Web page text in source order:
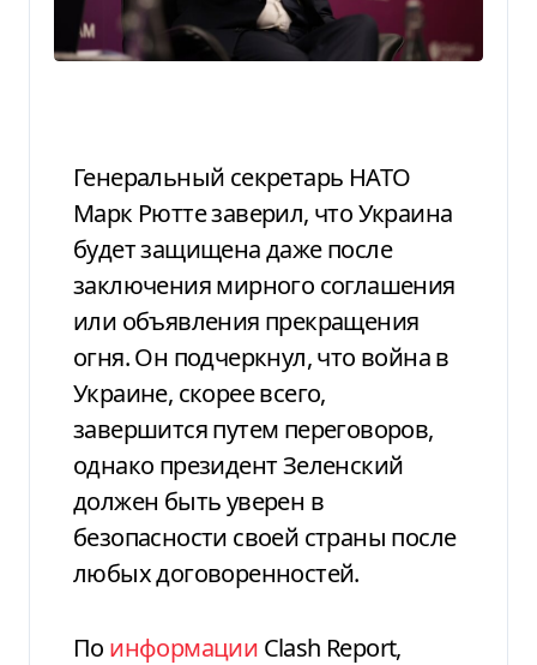
Генеральный секретарь НАТО
Марк Рютте заверил, что Украина
будет защищена даже после
заключения мирного соглашения
или объявления прекращения
огня. Он подчеркнул, что война в
Украине, скорее всего,
завершится путем переговоров,
однако президент Зеленский
должен быть уверен в
безопасности своей страны после
любых договоренностей.
По информации Clash Report,